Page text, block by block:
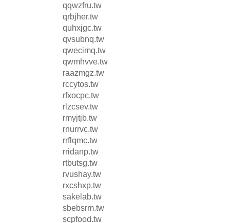
qqwzfru.tw
qrbjher.tw
quhxjgc.tw
qvsubnq.tw
qwecimq.tw
qwmhvve.tw
raazmgz.tw
rccytos.tw
rfxocpc.tw
rlzcsev.tw
rmyjtjb.tw
rnurrvc.tw
rrflqmc.tw
rridanp.tw
rtbutsg.tw
rvushay.tw
rxcshxp.tw
sakelab.tw
sbebsrm.tw
scpfood.tw